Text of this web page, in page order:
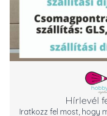
Hírlevél
Iratkozz fel most, hogy